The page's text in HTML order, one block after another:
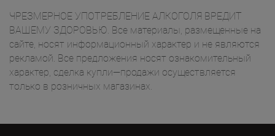
ЧРЕЗМЕРНОЕ УПОТРЕБЛЕНИЕ АЛКОГОЛЯ ВРЕДИТ
ВАШЕМУ ЗДОРОВЬЮ. Все материалы, размещенные на
сайте, носят информационный характер и не являются
рекламой. Все предложения носят ознакомительный
характер, сделка купли—продажи осуществляется
только в розничных магазинах.